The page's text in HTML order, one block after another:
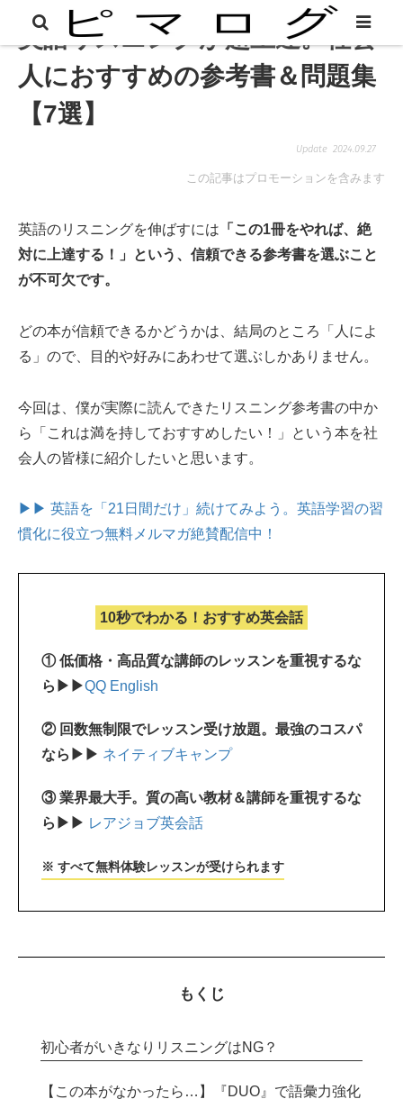
英語リスニングが超上達。社会
人におすすめの参考書＆問題集
【7選】
2024.09.27
この記事はプロモーションを含みます
英語のリスニングを伸ばすには 「この1冊をやれば、絶
対に上達する！」という、信頼できる参考書を選ぶこと
が不可欠です。
どの本が信頼できるかどうかは、結局のところ「人によ
る」ので、目的や好みにあわせて選ぶしかありません。
今回は、僕が実際に読んできたリスニング参考書の中か
ら「これは満を持しておすすめしたい！」という本を社
会人の皆様に紹介したいと思います。
▶▶ 英語を「21日間だけ」続けてみよう。 英語学習の習
慣化に役立つ無料メルマガ絶賛配信中！
10秒でわかる！おすすめ英会話
① 低価格・高品質な講師のレッスンを重視するな
ら▶▶QQ English
② 回数無制限でレッスン受け放題。最強のコスパ
なら▶▶ ネイティブキャンプ
③ 業界最大手。質の高い教材＆講師を重視するな
ら▶▶ レアジョブ英会話
※ すべて無料体験レッスンが受けられます
もくじ
初心者がいきなりリスニングはNG？
【この本がなかったら…】『DUO』で語彙力強化